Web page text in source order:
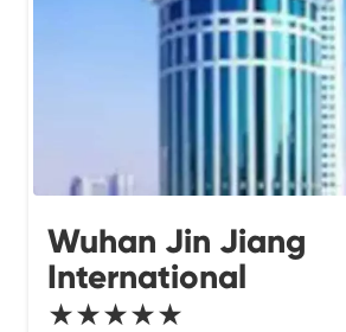
Wuhan Jin Jiang
International
★★★★★